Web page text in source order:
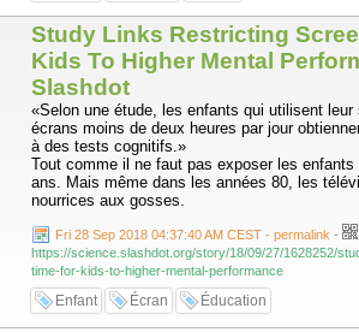
Study Links Restricting
Kids To Higher Mental
Slashdot
«Selon une étude, les enfants qui utilisent leur
écrans moins de deux heures par jour
à des tests cognitifs.»
Tout comme il ne faut pas exposer les
ans. Mais même dans les années 80, les
nourrices aux gosses.
Fri 28 Sep 2018 04:37:40 AM CEST - permalink -
https://science.slashdot.org/story/18/09/27/1628252/
time-for-kids-to-higher-mental-performance
Enfant Écran Éducation